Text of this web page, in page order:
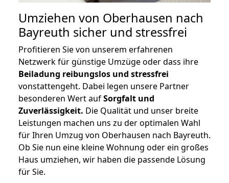
Umziehen von Oberhausen nach
Bayreuth sicher und stressfrei
Profitieren Sie von unserem erfahrenen
Netzwerk für günstige Umzüge oder dass ihre
Beiladung reibungslos und stressfrei
vonstattengeht. Dabei legen unsere Partner
besonderen Wert aufSorgfalt und
Zuverlässigkeit. Die Qualität und unser breite
Leistungen machen uns zu der optimalen Wahl
für Ihren Umzug von Oberhausen nach Bayreuth.
Ob Sie nun eine kleine Wohnung oder ein großes
Haus umziehen, wir haben die passende Lösung
für Sie.